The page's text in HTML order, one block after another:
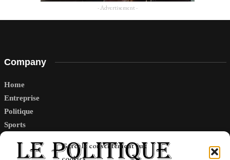
Gérer le consentement aux
- Advertisement -
Company
Home
Entreprise
Politique
Sports